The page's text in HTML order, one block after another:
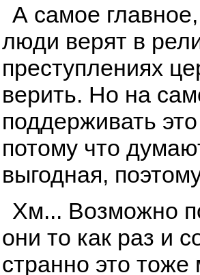
А самое
люди верят в
преступлениях
верить. Но на
поддерживать
потому что
выгодная,
Хм... Возможно
они то как раз и
странно это